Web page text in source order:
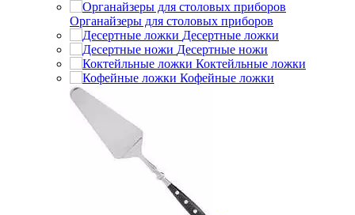
Органайзеры для столовых приборов
Десертные ложки
Десертные ножи
Коктейльные ложки
Кофейные ложки